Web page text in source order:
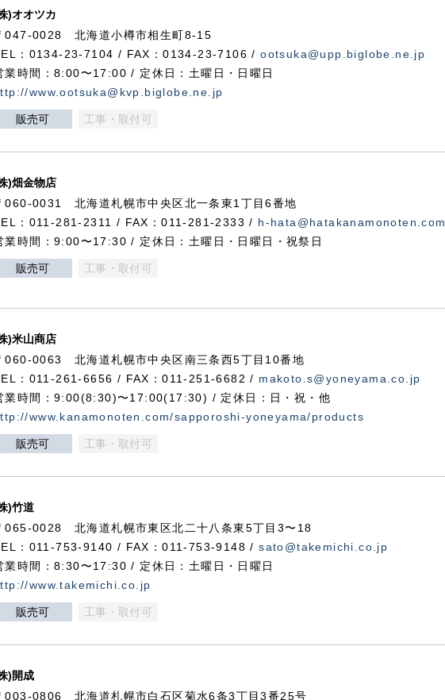
)オオツカ
047-0028 北海道小樽市相生町8-15
：0134-23-7104 / FAX：0134-23-7106 /ootsuka@upp.biglobe.ne.jp
業時間：8:00〜17:00 / 定休日：土曜日・日曜日
www.ootsuka@kvp.biglobe.ne.jp
販売可 工事・取付可
)畑金物店
060-0031 北海道札幌市中央区北一条東1丁目6番地
：011-281-2311 / FAX：011-281-2333 / h-hata@hatakanamonoten.com
業時間：9:00〜17:30 / 定休日：土曜日・日曜日・祝祭日
販売可 工事・取付可
)米山商店
060-0063 北海道札幌市中央区南三条西5丁目10番地
：011-261-6656 / FAX：011-251-6682 / makoto.s@yoneyama.co.jp
業時間：9:00(8:30)〜17:00(17:30) / 定休日：日・祝・他
www.kanamonoten.com/sapporoshi-yoneyama/products
販売可 工事・取付可
)竹道
065-0028 北海道札幌市東区北二十八条東5丁目3〜18
：011-753-9140 / FAX：011-753-9148 /sato@takemichi.co.jp
業時間：8:30〜17:30 / 定休日：土曜日・日曜日
www.takemichi.co.jp
販売可 工事・取付可
)開成
003-0806 北海道札幌市白石区菊水6条3丁目3番25号